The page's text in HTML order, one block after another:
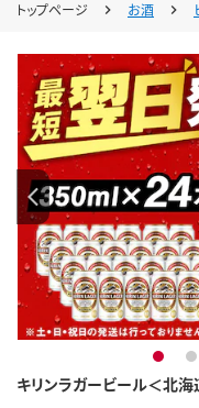
トップページ お酒
キリンラガービール＜北
1 2